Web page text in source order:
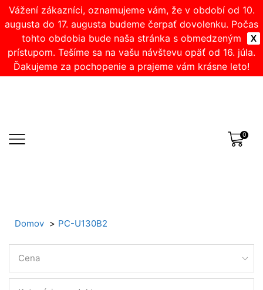
X
Vážení zákazníci, oznamujeme vám, že v období od 10.
augusta do 17. augusta budeme čerpať dovolenku. Počas
tohto obdobia bude naša stránka s obmedzeným
prístupom. Tešíme sa na vašu návštevu opäť od 16. júla.
Ďakujeme za pochopenie a prajeme vám krásne leto!
0
Domov PC-U130B2
Cena